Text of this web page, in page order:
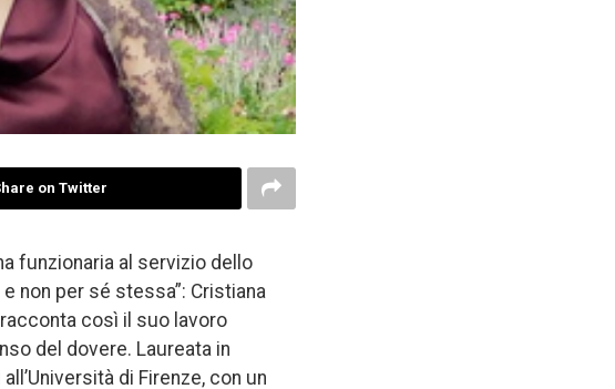
on Twitter
funzionaria al servizio dello
non per sé stessa”: Cristiana
racconta così il suo lavoro
del dovere. Laureata in
di Firenze, con un